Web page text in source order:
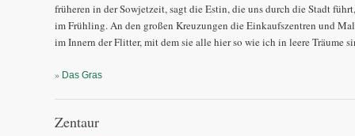
früheren in der Sowjetzeit, sagt die Estin, die uns durch die Stadt
im Frühling. An den großen Kreuzungen die Einkaufszentren und
im Innern der Flitter, mit dem sie alle hier so wie ich in leere Träume
» Das Gras
Zentaur